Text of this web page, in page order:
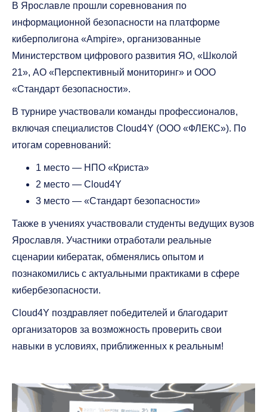
В Ярославле прошли соревнования по
информационной безопасности на платформе
киберполигона «Ampire», организованные
Министерством цифрового развития ЯО, «Школой
21», АО «Перспективный мониторинг» и ООО
«Стандарт безопасности».
В турнире участвовали команды профессионалов,
включая специалистов Cloud4Y (ООО «ФЛЕКС»). По
итогам соревнований:
1 место — НПО «Криста»
2 место — Cloud4Y
3 место — «Стандарт безопасности»
Также в учениях участвовали студенты ведущих вузов
Ярославля. Участники отработали реальные
сценарии кибератак, обменялись опытом и
познакомились с актуальными практиками в сфере
кибербезопасности.
Cloud4Y поздравляет победителей и благодарит
организаторов за возможность проверить свои
навыки в условиях, приближенных к реальным!